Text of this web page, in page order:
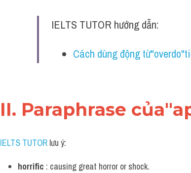
IELTS TUTOR hướng dẫn:
Cách dùng động
II. Paraphrase
IELTS TUTOR lưu ý:
horrific : causing great horror or shock.